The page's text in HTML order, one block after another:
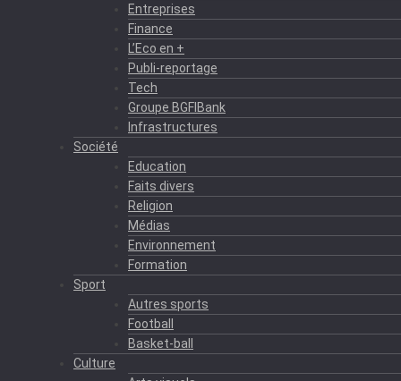
Entreprises
Finance
L’Eco en +
Publi-reportage
Tech
Groupe BGFIBank
Infrastructures
Société
Education
Faits divers
Religion
Médias
Environnement
Formation
Sport
Autres sports
Football
Basket-ball
Culture